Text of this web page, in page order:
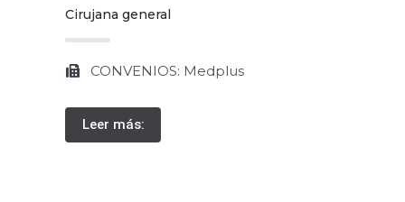
Cirujana general
CONVENIOS: Medplus
Leer más: